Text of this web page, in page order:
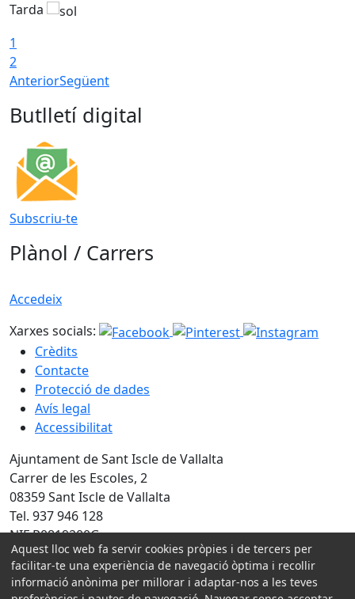
Tarda
1
2
AnteriorSegüent
Butlletí digital
Subscriu-te
Plànol / Carrers
Accedeix
Xarxes socials:
Crèdits
Contacte
Protecció de dades
Avís legal
Accessibilitat
Ajuntament de Sant Iscle de Vallalta
Carrer de les Escoles, 2
08359 Sant Iscle de Vallalta
Tel. 937 946 128
NIF P0819200G
Amb la col·laboració de:
Aquest lloc web fa servir cookies pròpies i de tercers per
facilitar-te una experiència de navegació òptima i recollir
informació anònima per millorar i adaptar-nos a les teves